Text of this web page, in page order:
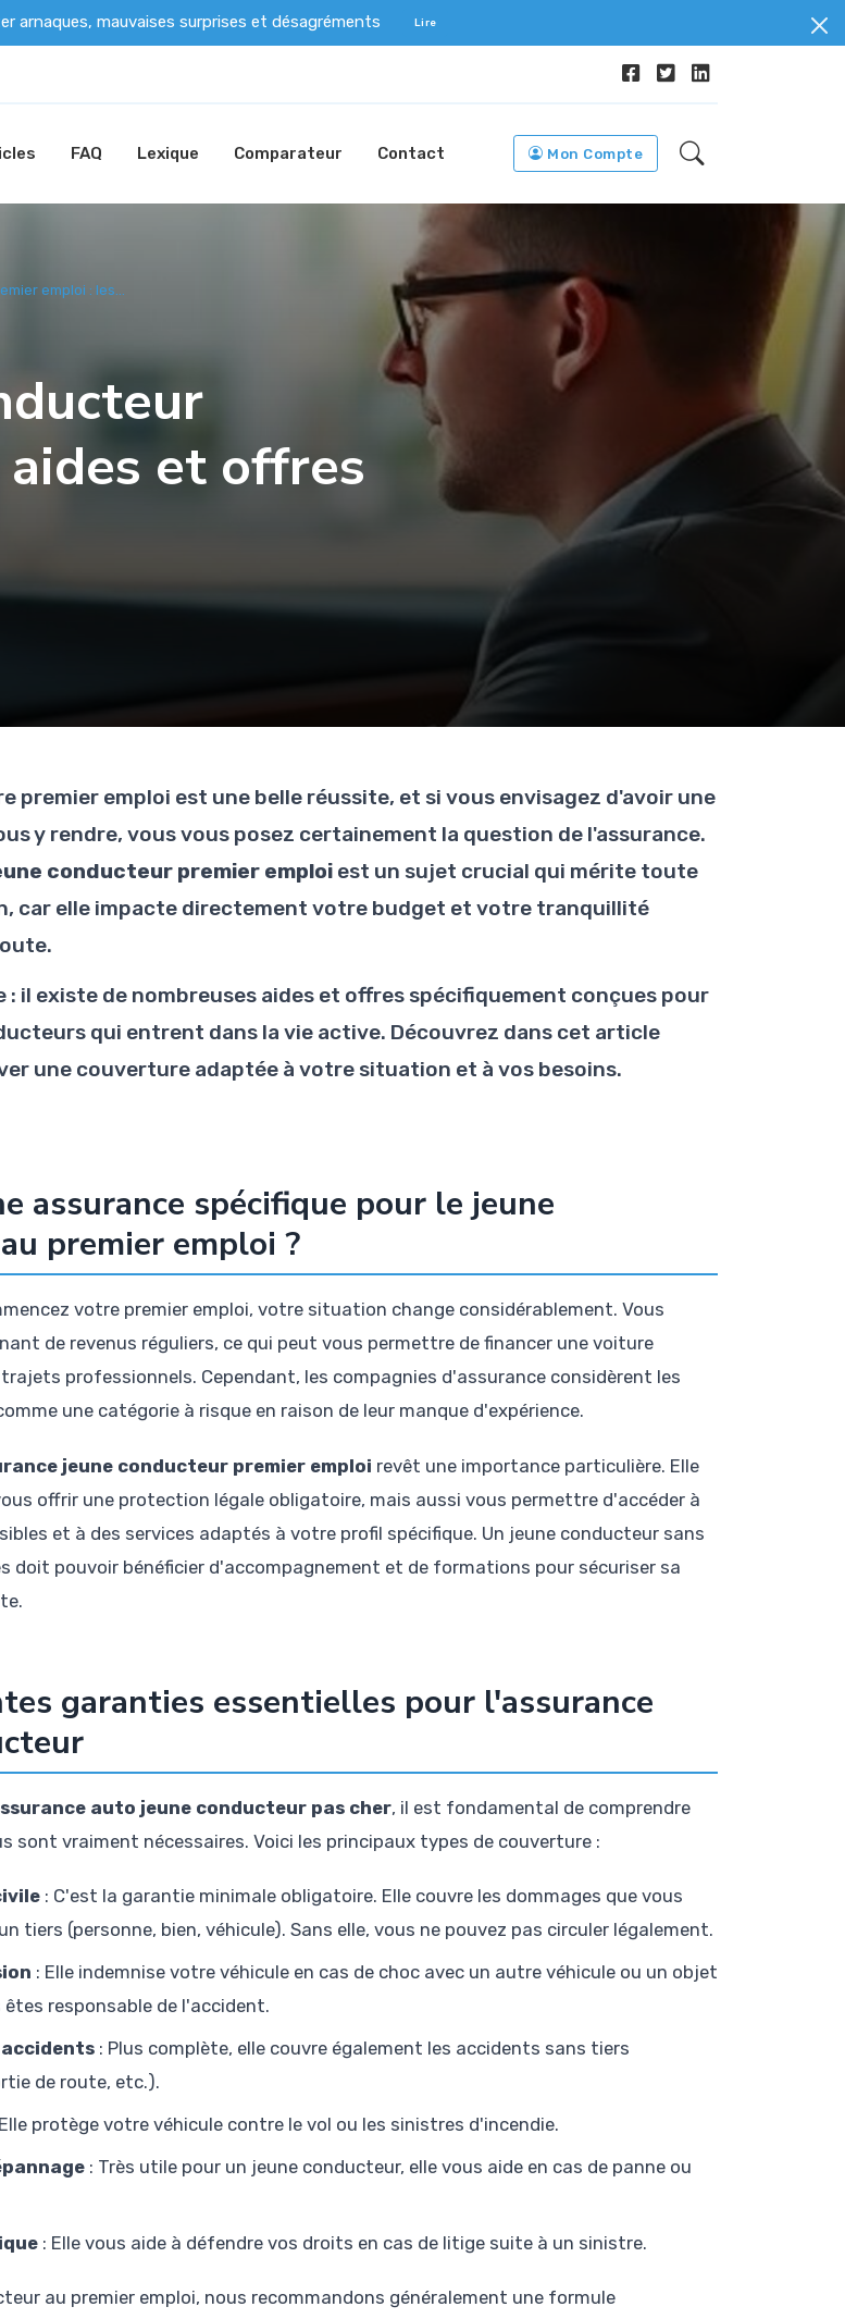
arnaques, mauvaises surprises et désagréments Lire
FAQ Lexique Comparateur Contact Mon Compte
emploi : les...
et offres
premier emploi est une belle réussite, et si vous envisagez d'avoir une
y rendre, vous vous posez certainement la question de l'assurance.
conducteur premier emploi est un sujet crucial qui mérite toute
car elle impacte directement votre budget et votre tranquillité
: il existe de nombreuses aides et offres spécifiquement conçues pour
qui entrent dans la vie active. Découvrez dans cet article
une couverture adaptée à votre situation et à vos besoins.
assurance spécifique pour le jeune
premier emploi ?
votre premier emploi, votre situation change considérablement. Vous
de revenus réguliers, ce qui peut vous permettre de financer une voiture
professionnels. Cependant, les compagnies d'assurance considèrent les
une catégorie à risque en raison de leur manque d'expérience.
jeune conducteur premier emploi revêt une importance particulière. Elle
offrir une protection légale obligatoire, mais aussi vous permettre d'accéder à
et à des services adaptés à votre profil spécifique. Un jeune conducteur sans
doit pouvoir bénéficier d'accompagnement et de formations pour sécuriser sa
garanties essentielles pour l'assurance
auto jeune conducteur pas cher, il est fondamental de comprendre
sont vraiment nécessaires. Voici les principaux types de couverture :
: C'est la garantie minimale obligatoire. Elle couvre les dommages que vous
tiers (personne, bien, véhicule). Sans elle, vous ne pouvez pas circuler légalement.
: Elle indemnise votre véhicule en cas de choc avec un autre véhicule ou un objet
êtes responsable de l'accident.
accidents : Plus complète, elle couvre également les accidents sans tiers
de route, etc.).
protège votre véhicule contre le vol ou les sinistres d'incendie.
: Très utile pour un jeune conducteur, elle vous aide en cas de panne ou
: Elle vous aide à défendre vos droits en cas de litige suite à un sinistre.
au premier emploi, nous recommandons généralement une formule